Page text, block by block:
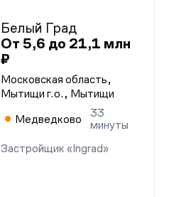
Белый Град
От 5,6 до 21,1 млн
₽
Московская область,
Мытищи г.о., Мытищи
Медведково
33
минуты
Застройщик «Ingrad»